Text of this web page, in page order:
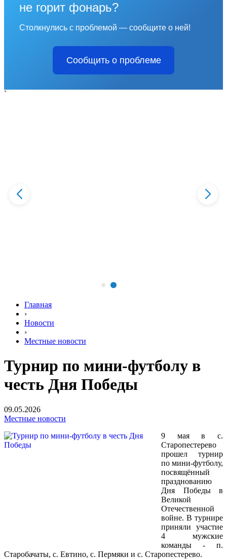
не горит фонарь?
Столкнулись с проблемой — сообщите о ней!
Сообщить о проблеме
`
Главная
›
Новости
›
Местные новости
Турнир по мини-футболу в
честь Дня Победы
09.05.2026
Местные новости
9 мая в с.
Старопестерево
прошел турнир
по мини-футболу,
посвящённый
празднованию
Дня Победы в
Великой
Отечественной
войне. В турнире
приняли участие
4 мужские
команды - п.
Старобачаты, с. Евтино, с. Пермяки и с. Старопестерево.